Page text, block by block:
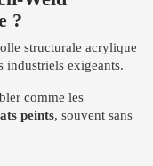
?
structurale acrylique
industriels exigeants.
comme les
peints, souvent sans